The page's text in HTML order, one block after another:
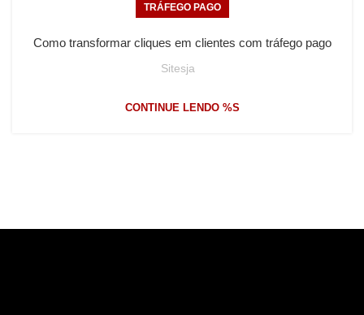
TRÁFEGO PAGO
Como transformar cliques em clientes com tráfego pago
Sitesja
CONTINUE LENDO %S